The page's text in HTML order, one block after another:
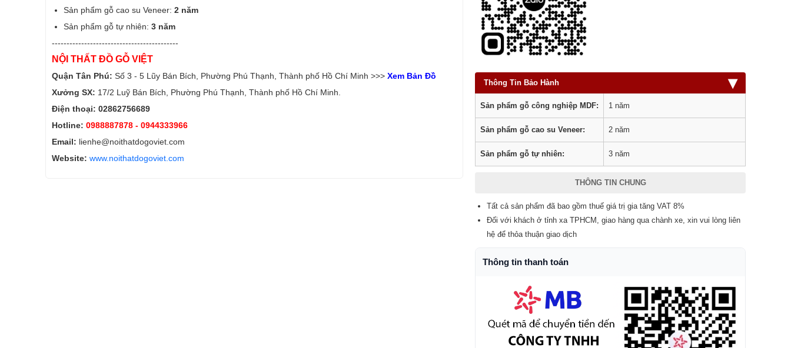
Sản phẩm gỗ cao su Veneer: 2 năm
Sản phẩm gỗ tự nhiên: 3 năm
-------------------------------------------
NỘI THẤT ĐỒ GỖ VIỆT
Quận Tân Phú: Số 3 - 5 Lũy Bán Bích, Phường Phú Thạnh, Thành phố Hồ Chí Minh >>> Xem Bản Đồ
Xưởng SX: 17/2 Luỹ Bán Bích, Phường Phú Thạnh, Thành phố Hồ Chí Minh.
Điện thoại: 02862756689
Hotline: 0988887878 - 0944333966
Email: lienhe@noithatdogoviet.com
Website: www.noithatdogoviet.com
Thông Tin Bảo Hành ▾
Sản phẩm gỗ công nghiệp MDF: 1 năm
Sản phẩm gỗ cao su Veneer: 2 năm
Sản phẩm gỗ tự nhiên: 3 năm
THÔNG TIN CHUNG
Tất cả sản phẩm đã bao gồm thuế giá trị gia tăng VAT 8%
Đối với khách ở tỉnh xa TPHCM, giao hàng qua chành xe, xin vui lòng liên
hệ để thỏa thuận giao dịch
Thông tin thanh toán